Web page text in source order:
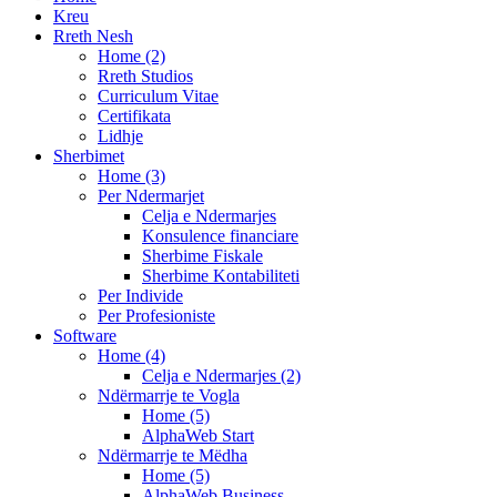
Kreu
Rreth Nesh
Home (2)
Rreth Studios
Curriculum Vitae
Certifikata
Lidhje
Sherbimet
Home (3)
Per Ndermarjet
Celja e Ndermarjes
Konsulence financiare
Sherbime Fiskale
Sherbime Kontabiliteti
Per Individe
Per Profesioniste
Software
Home (4)
Celja e Ndermarjes (2)
Ndërmarrje te Vogla
Home (5)
AlphaWeb Start
Ndërmarrje te Mëdha
Home (5)